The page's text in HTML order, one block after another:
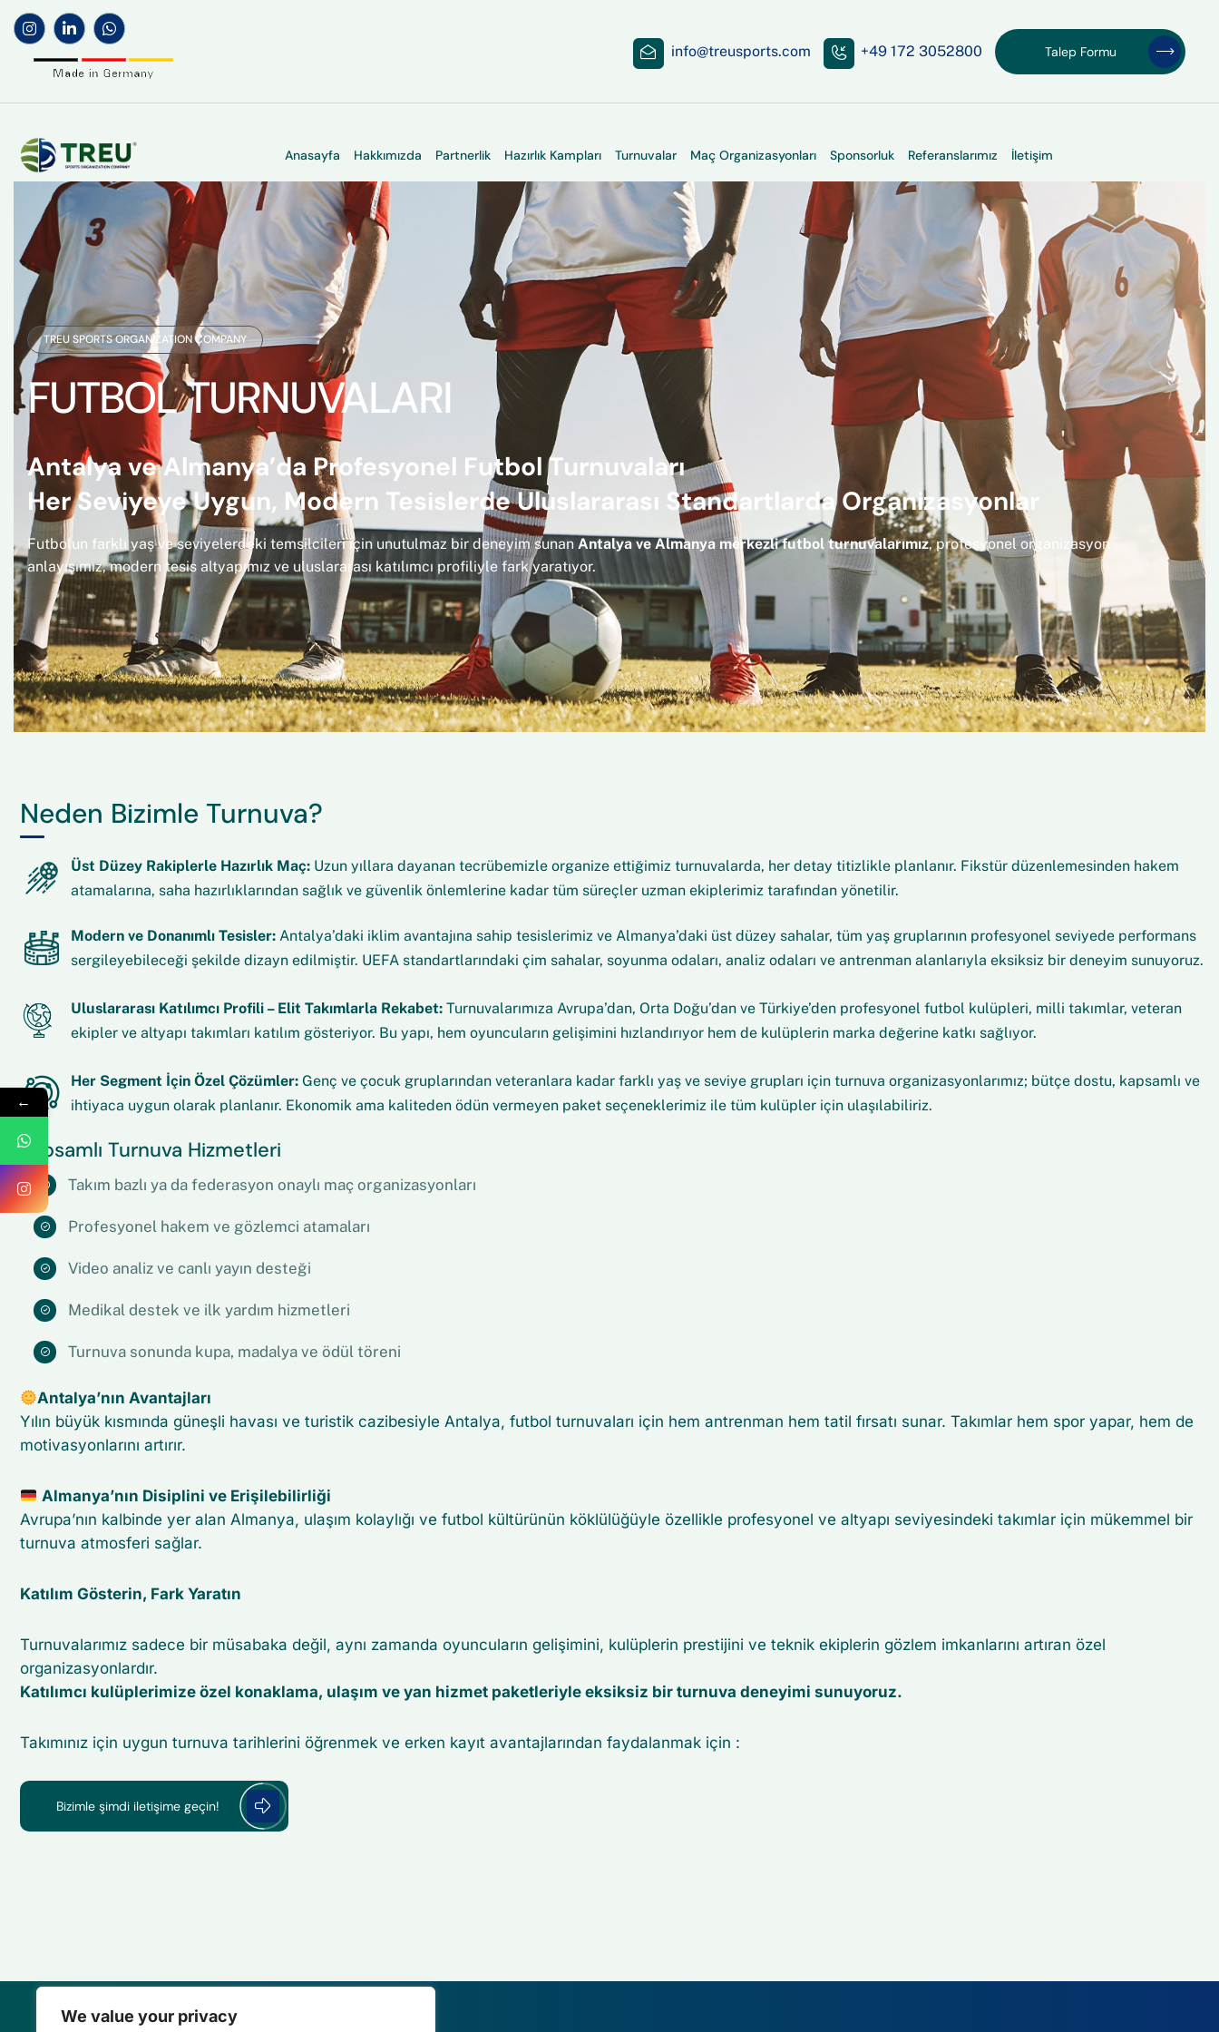
We value your privacy
info@treusports.com +49 172 3052800 Talep Formu
Talep Formu
Anasayfa Hakkımızda Partnerlik Hazırlık Kampları Turnuvalar Maç Organizasyonları Sponsorluk Referanslarımız İletişim
TREU SPORTS ORGANIZATION COMPANY
FUTBOL TURNUVALARI
Antalya ve Almanya’da Profesyonel Futbol Turnuvaları
Her Seviyeye Uygun, Modern Tesislerde Uluslararası Standartlarda Organizasyonlar
Futbolun farklı yaş ve seviyelerdeki temsilcileri için unutulmaz bir deneyim sunan Antalya ve Almanya merkezli futbol turnuvalarımız, profesyonel organizasyon
anlayışımız, modern tesis altyapımız ve uluslararası katılımcı profiliyle fark yaratıyor.
Neden Bizimle Turnuva?
Üst Düzey Rakiplerle Hazırlık Maç:Uzun yıllara dayanan tecrübemizle organize ettiğimiz turnuvalarda, her detay titizlikle planlanır. Fikstür düzenlemesinden hakem
atamalarına, saha hazırlıklarından sağlık ve güvenlik önlemlerine kadar tüm süreçler uzman ekiplerimiz tarafından yönetilir.
Modern ve Donanımlı Tesisler:Antalya’daki iklim avantajına sahip tesislerimiz ve Almanya’daki üst düzey sahalar, tüm yaş gruplarının profesyonel seviyede performans
sergileyebileceği şekilde dizayn edilmiştir. UEFA standartlarındaki çim sahalar, soyunma odaları, analiz odaları ve antrenman alanlarıyla eksiksiz bir deneyim sunuyoruz.
Uluslararası Katılımcı Profili – Elit Takımlarla Rekabet:Turnuvalarımıza Avrupa’dan, Orta Doğu’dan ve Türkiye’den profesyonel futbol kulüpleri, milli takımlar, veteran
ekipler ve altyapı takımları katılım gösteriyor. Bu yapı, hem oyuncuların gelişimini hızlandırıyor hem de kulüplerin marka değerine katkı sağlıyor.
Her Segment İçin Özel Çözümler:Genç ve çocuk gruplarından veteranlara kadar farklı yaş ve seviye grupları için turnuva organizasyonlarımız; bütçe dostu, kapsamlı ve
ihtiyaca uygun olarak planlanır. Ekonomik ama kaliteden ödün vermeyen paket seçeneklerimiz ile tüm kulüpler için ulaşılabiliriz.
Kapsamlı Turnuva Hizmetleri
Takım bazlı ya da federasyon onaylı maç organizasyonları
Profesyonel hakem ve gözlemci atamaları
Video analiz ve canlı yayın desteği
Medikal destek ve ilk yardım hizmetleri
Turnuva sonunda kupa, madalya ve ödül töreni
Antalya’nın Avantajları
Yılın büyük kısmında güneşli havası ve turistik cazibesiyle Antalya, futbol turnuvaları için hem antrenman hem tatil fırsatı sunar. Takımlar hem spor yapar, hem de
motivasyonlarını artırır.
Almanya’nın Disiplini ve Erişilebilirliği
Avrupa’nın kalbinde yer alan Almanya, ulaşım kolaylığı ve futbol kültürünün köklülüğüyle özellikle profesyonel ve altyapı seviyesindeki takımlar için mükemmel bir
turnuva atmosferi sağlar.
Katılım Gösterin, Fark Yaratın
Turnuvalarımız sadece bir müsabaka değil, aynı zamanda oyuncuların gelişimini, kulüplerin prestijini ve teknik ekiplerin gözlem imkanlarını artıran özel
organizasyonlardır.
Katılımcı kulüplerimize özel konaklama, ulaşım ve yan hizmet paketleriyle eksiksiz bir turnuva deneyimi sunuyoruz.
Takımınız için uygun turnuva tarihlerini öğrenmek ve erken kayıt avantajlarından faydalanmak için :
Bizimle şimdi iletişime geçin!
←